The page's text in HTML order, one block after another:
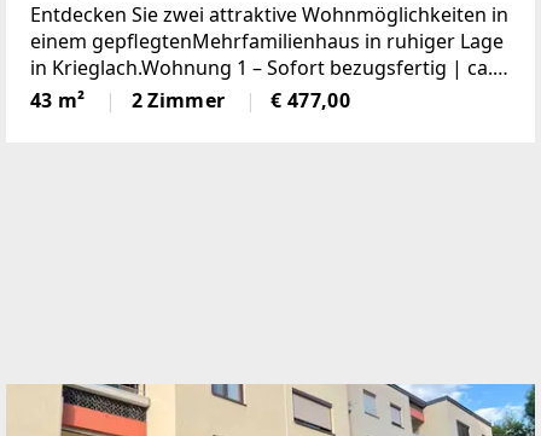
Entdecken Sie zwei attraktive Wohnmöglichkeiten in
einem gepflegtenMehrfamilienhaus in ruhiger Lage
in Krieglach.Wohnung 1 – Sofort bezugsfertig | ca.
480 € BruttoFrisch und wie neu: Diese 43 m² große
Wohnung wurde komplett saniert. NeueKüche,
43 m² 2 Zimmer € 477,00